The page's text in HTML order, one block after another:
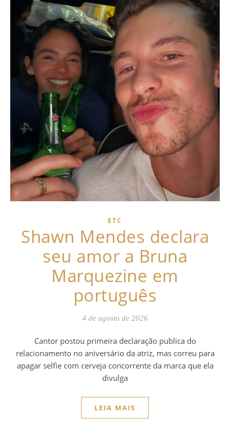
ETC
Shawn Mendes declara
seu amor a Bruna
Marquezine em
português
4 de agosto de 2026
Cantor postou primeira declaração publica do
relacionamento no aniversário da atriz, mas correu para
apagar selfie com cerveja concorrente da marca que ela
divulga
LEIA MAIS